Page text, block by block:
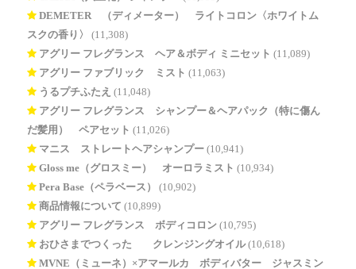
DEMETER®（ディメーター） ライトコロン〈ホワイトム
スクの香り〉
(11,308)
アグリー フレグランス ヘア＆ボディ ミニセット (11,089)
アグリー ファブリック ミスト (11,063)
うるプチふたえ (11,048)
アグリー フレグランス シャンプー＆ヘアパック（特に傷ん
だ髪用） ペアセット (11,026)
マニス ストレートヘアシャンプー (10,941)
Gloss me（グロスミー） オーロラミスト (10,934)
Pera Base（ペラベース）
(10,902)
商品情報について (10,899)
アグリー フレグランス ボディコロン (10,795)
おひさまでつくった® クレンジングオイル (10,618)
MVNE（ミューネ）×アマールカ ボディバター ジャスミン